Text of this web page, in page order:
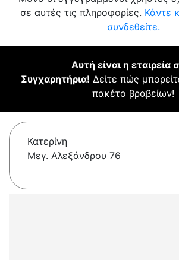
σε αυτές τις πληροφορίες. Κάντε
συνδεθείτε.
Αυτή είναι η εταιρεία
Συγχαρητήρια! Δείτε πώς
πακέτο βραβείων!
Κατερίνη
Μεγ. Αλεξάνδρου 76